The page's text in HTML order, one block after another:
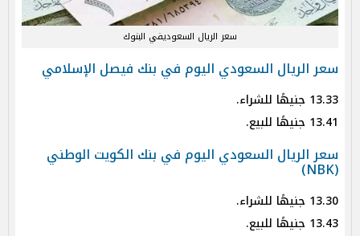
سعر الريال السعوديفي البنوك
سعر الريال السعودي اليوم في بنك فيصل الإسلامي
13.33 جنيهًا للشراء.
13.41 جنيهًا للبيع.
سعر الريال السعودي اليوم في بنك الكويت الوطني
(NBK)
13.30 جنيهًا للشراء.
13.43 جنيهًا للبيع.